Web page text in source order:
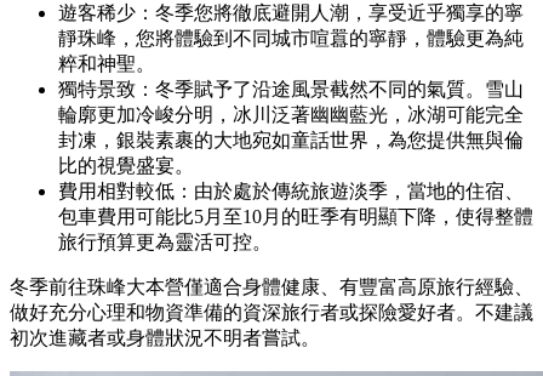
遊客稀少：冬季您將徹底避開人潮，享受近乎獨享的寧
靜珠峰，您將體驗到不同城市喧囂的寧靜，體驗更為純
粹和神聖。
獨特景致：冬季賦予了沿途風景截然不同的氣質。雪山
輪廓更加冷峻分明，冰川泛著幽幽藍光，冰湖可能完全
封凍，銀裝素裹的大地宛如童話世界，為您提供無與倫
比的視覺盛宴。
費用相對較低：由於處於傳統旅遊淡季，當地的住宿、
包車費用可能比5月至10月的旺季有明顯下降，使得整體
旅行預算更為靈活可控。
冬季前往珠峰大本營僅適合身體健康、有豐富高原旅行經驗、
做好充分心理和物資準備的資深旅行者或探險愛好者。不建議
初次進藏者或身體狀況不明者嘗試。